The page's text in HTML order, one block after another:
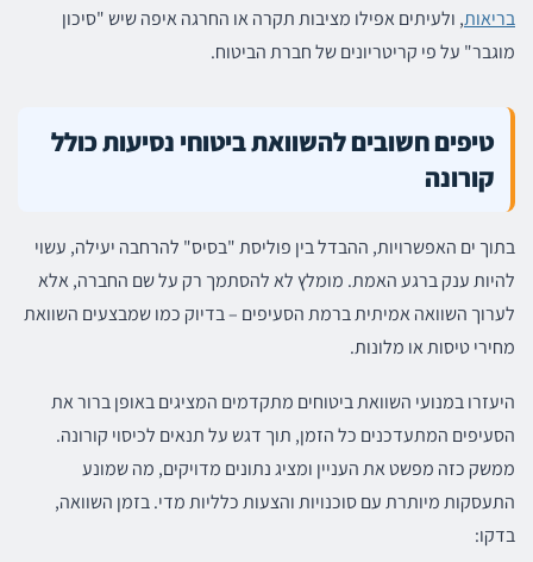
בריאות, ולעיתים אפילו מציבות תקרה או החרגה איפה שיש "סיכון
מוגבר" על פי קריטריונים של חברת הביטוח.
טיפים חשובים להשוואת ביטוחי נסיעות כולל
קורונה
בתוך ים האפשרויות, ההבדל בין פוליסת "בסיס" להרחבה יעילה, עשוי
להיות ענק ברגע האמת. מומלץ לא להסתמך רק על שם החברה, אלא
לערוך השוואה אמיתית ברמת הסעיפים – בדיוק כמו שמבצעים השוואת
מחירי טיסות או מלונות.
היעזרו במנועי השוואת ביטוחים מתקדמים המציגים באופן ברור את
הסעיפים המתעדכנים כל הזמן, תוך דגש על תנאים לכיסוי קורונה.
ממשק כזה מפשט את העניין ומציג נתונים מדויקים, מה שמונע
התעסקות מיותרת עם סוכנויות והצעות כלליות מדי. בזמן השוואה,
בדקו: